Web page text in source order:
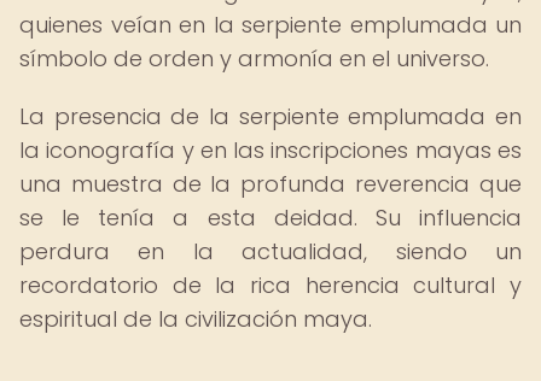
quienes veían en la serpiente emplumada un
símbolo de orden y armonía en el universo.
La presencia de la serpiente emplumada en
la iconografía y en las inscripciones mayas es
una muestra de la profunda reverencia que
se le tenía a esta deidad. Su influencia
perdura en la actualidad, siendo un
recordatorio de la rica herencia cultural y
espiritual de la civilización maya.